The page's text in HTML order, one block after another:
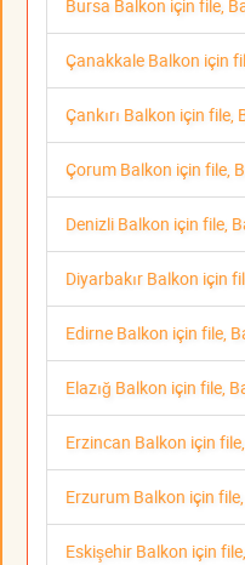
Bursa Balkon için file,
Çanakkale Balkon için
Çankırı Balkon için
Çorum Balkon için file,
Denizli Balkon için file,
Diyarbakır Balkon için
Edirne Balkon için file,
Elazığ Balkon için file,
Erzincan Balkon için
Erzurum Balkon için
Eskişehir Balkon için